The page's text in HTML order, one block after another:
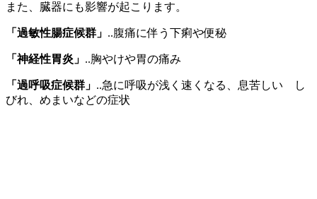
また、臓器にも影響が起こります。
「過敏性腸症候群」 ..腹痛に伴う下痢や便秘
「神経性胃炎」 ..胸やけや胃の痛み
「過呼吸症候群」 ..急に呼吸が浅く速くなる、息苦しい し
びれ、めまいなどの症状